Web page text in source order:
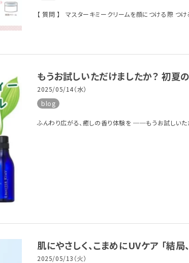
【 質問 】 マスターキミークリームを顔につける際 つ
もうお試しいただけましたか？ 初夏
2025/05/14（水）
blog
ふんわり広がる、癒しの香り体験を ──も
肌にやさしく、こまめにUVケア 「結
2025/05/13（火）